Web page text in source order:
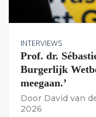
INTERVIEWS
Prof. dr.
Burgerlijk
meegaan.’
Door David van
2026